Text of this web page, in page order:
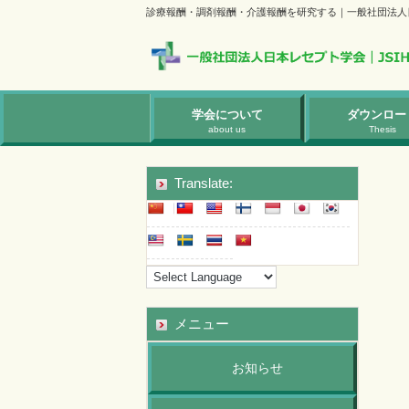
診療報酬・調剤報酬・介護報酬を研究する｜一般社団法
学会について
about us
ダウンロー
Thesis
Translate:
メニュー
お知らせ